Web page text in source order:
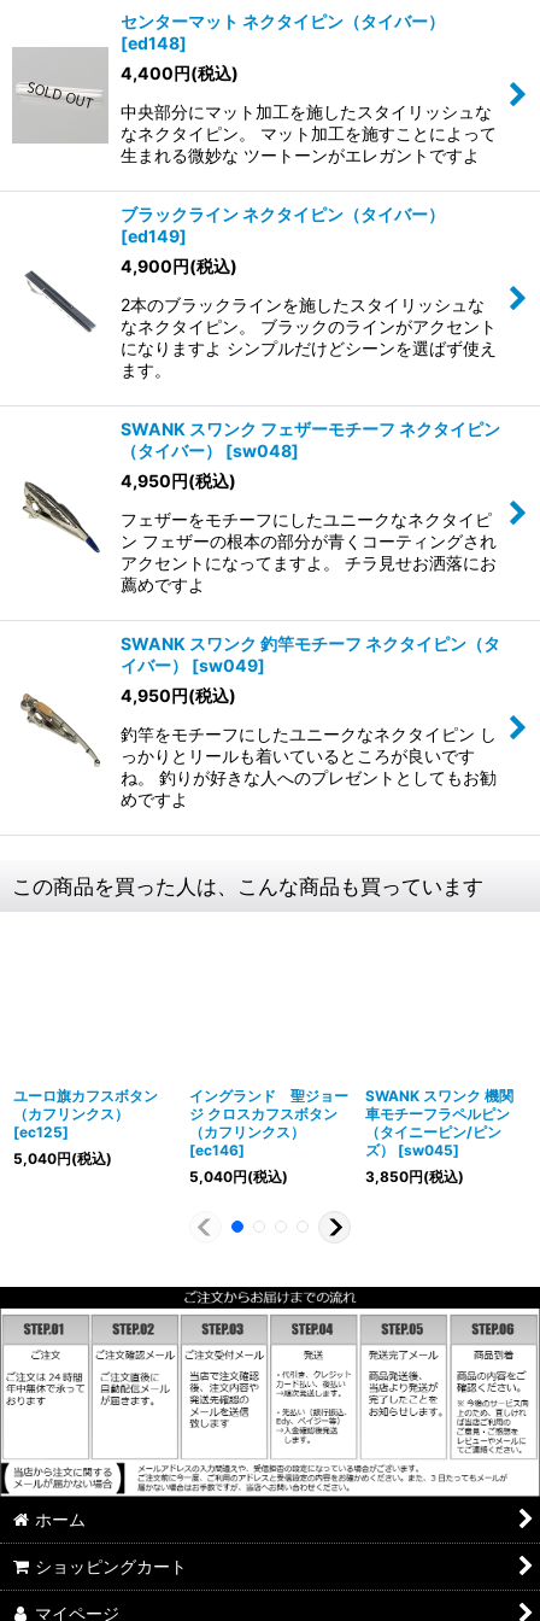
センターマット ネクタイピン（タイバー）
[ed148]
4,400円(税込)
中央部分にマット加工を施したスタイリッシュな
なネクタイピン。 マット加工を施すことによって
生まれる微妙な ツートーンがエレガントですよ
ブラックライン ネクタイピン（タイバー）
[ed149]
4,900円(税込)
2本のブラックラインを施したスタイリッシュな
なネクタイピン。 ブラックのラインがアクセント
になりますよ シンプルだけどシーンを選ばず使え
ます。
SWANK スワンク フェザーモチーフ ネクタイピン
（タイバー）
[sw048]
4,950円(税込)
フェザーをモチーフにしたユニークなネクタイピ
ン フェザーの根本の部分が青くコーティングされ
アクセントになってますよ。 チラ見せお洒落にお
薦めですよ
SWANK スワンク 釣竿モチーフ ネクタイピン（タ
イバー）
[sw049]
4,950円(税込)
釣竿をモチーフにしたユニークなネクタイピン し
っかりとリールも着いているところが良いです
ね。 釣りが好きな人へのプレゼントとしてもお勧
めですよ
この商品を買った人は、こんな商品も買っています
ユーロ旗カフスボタン
（カフリンクス）
[ec125]
5,040円(税込)
イングランド 聖ジョー
ジ クロスカフスボタン
（カフリンクス）
[ec146]
5,040円(税込)
SWANK スワンク 機関
車モチーフラペルピン
（タイニーピン/ピン
ズ）
[sw045]
3,850円(税込)
ホーム
ショッピングカート
マイページ